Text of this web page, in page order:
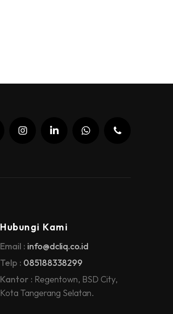
Hubungi Kami
Email : info@dcliq.co.id
Telp : 085188338299
Kantor : Regentown, BSD City,
Kota Tangerang Selatan.